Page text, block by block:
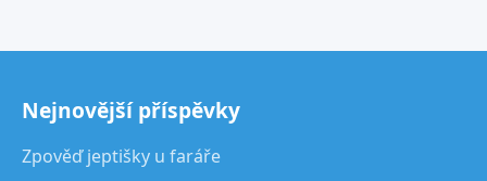
Nejnovější příspěvky
Zpověď jeptišky u faráře